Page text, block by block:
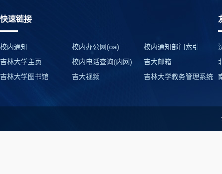
快速链接
校内通知 校内办公网(oa)
校内通知部门索引
吉林大学主页
校内电话查询(内网)
吉大邮箱
吉林大学图书馆
吉大视频 吉林大学教务管理系统